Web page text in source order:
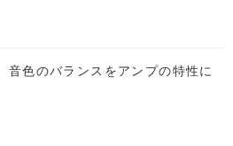
音色のバランスをアンプの特性に